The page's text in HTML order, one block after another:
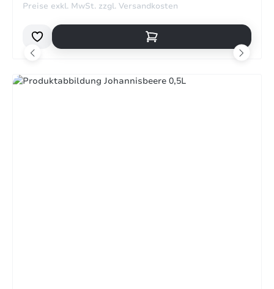
Preise exkl. MwSt. zzgl. Versandkosten